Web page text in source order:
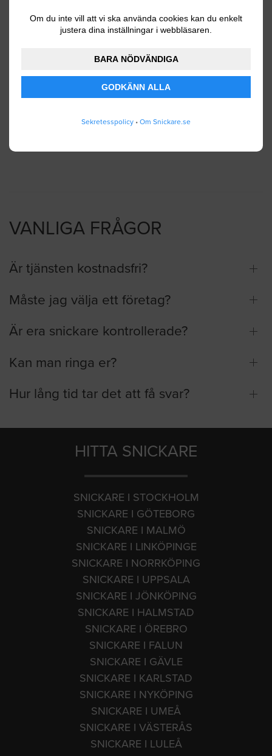
Om du inte vill att vi ska använda cookies kan du enkelt
justera dina inställningar i webbläsaren.
BARA NÖDVÄNDIGA
GODKÄNN ALLA
Sekretesspolicy • Om Snickare.se
mina personuppgifter enligtanvändarvillkoren
VANLIGA FRÅGOR
Är tjänsten kostnadsfri?
Måste jag välja ett företag?
Är era snickare kontrollerade?
Kan man ringa er?
Hur lång tid tar det att få svar?
HITTA SNICKARE
SNICKARE I STOCKHOLM
SNICKARE I GÖTEBORG
SNICKARE I MALMÖ
SNICKARE I LINKÖPINGE
SNICKARE I NORRKÖPING
SNICKARE I UPPSALA
SNICKARE I JÖNKÖPING
SNICKARE I HALMSTAD
SNICKARE I ÖREBRO
SNICKARE I FALUN
SNICKARE I GÄVLE
SNICKARE I KARLSTAD
SNICKARE I NYKÖPING
SNICKARE I UMEÅ
SNICKARE I VÄSTERÅS
SNICKARE I LULEÅ